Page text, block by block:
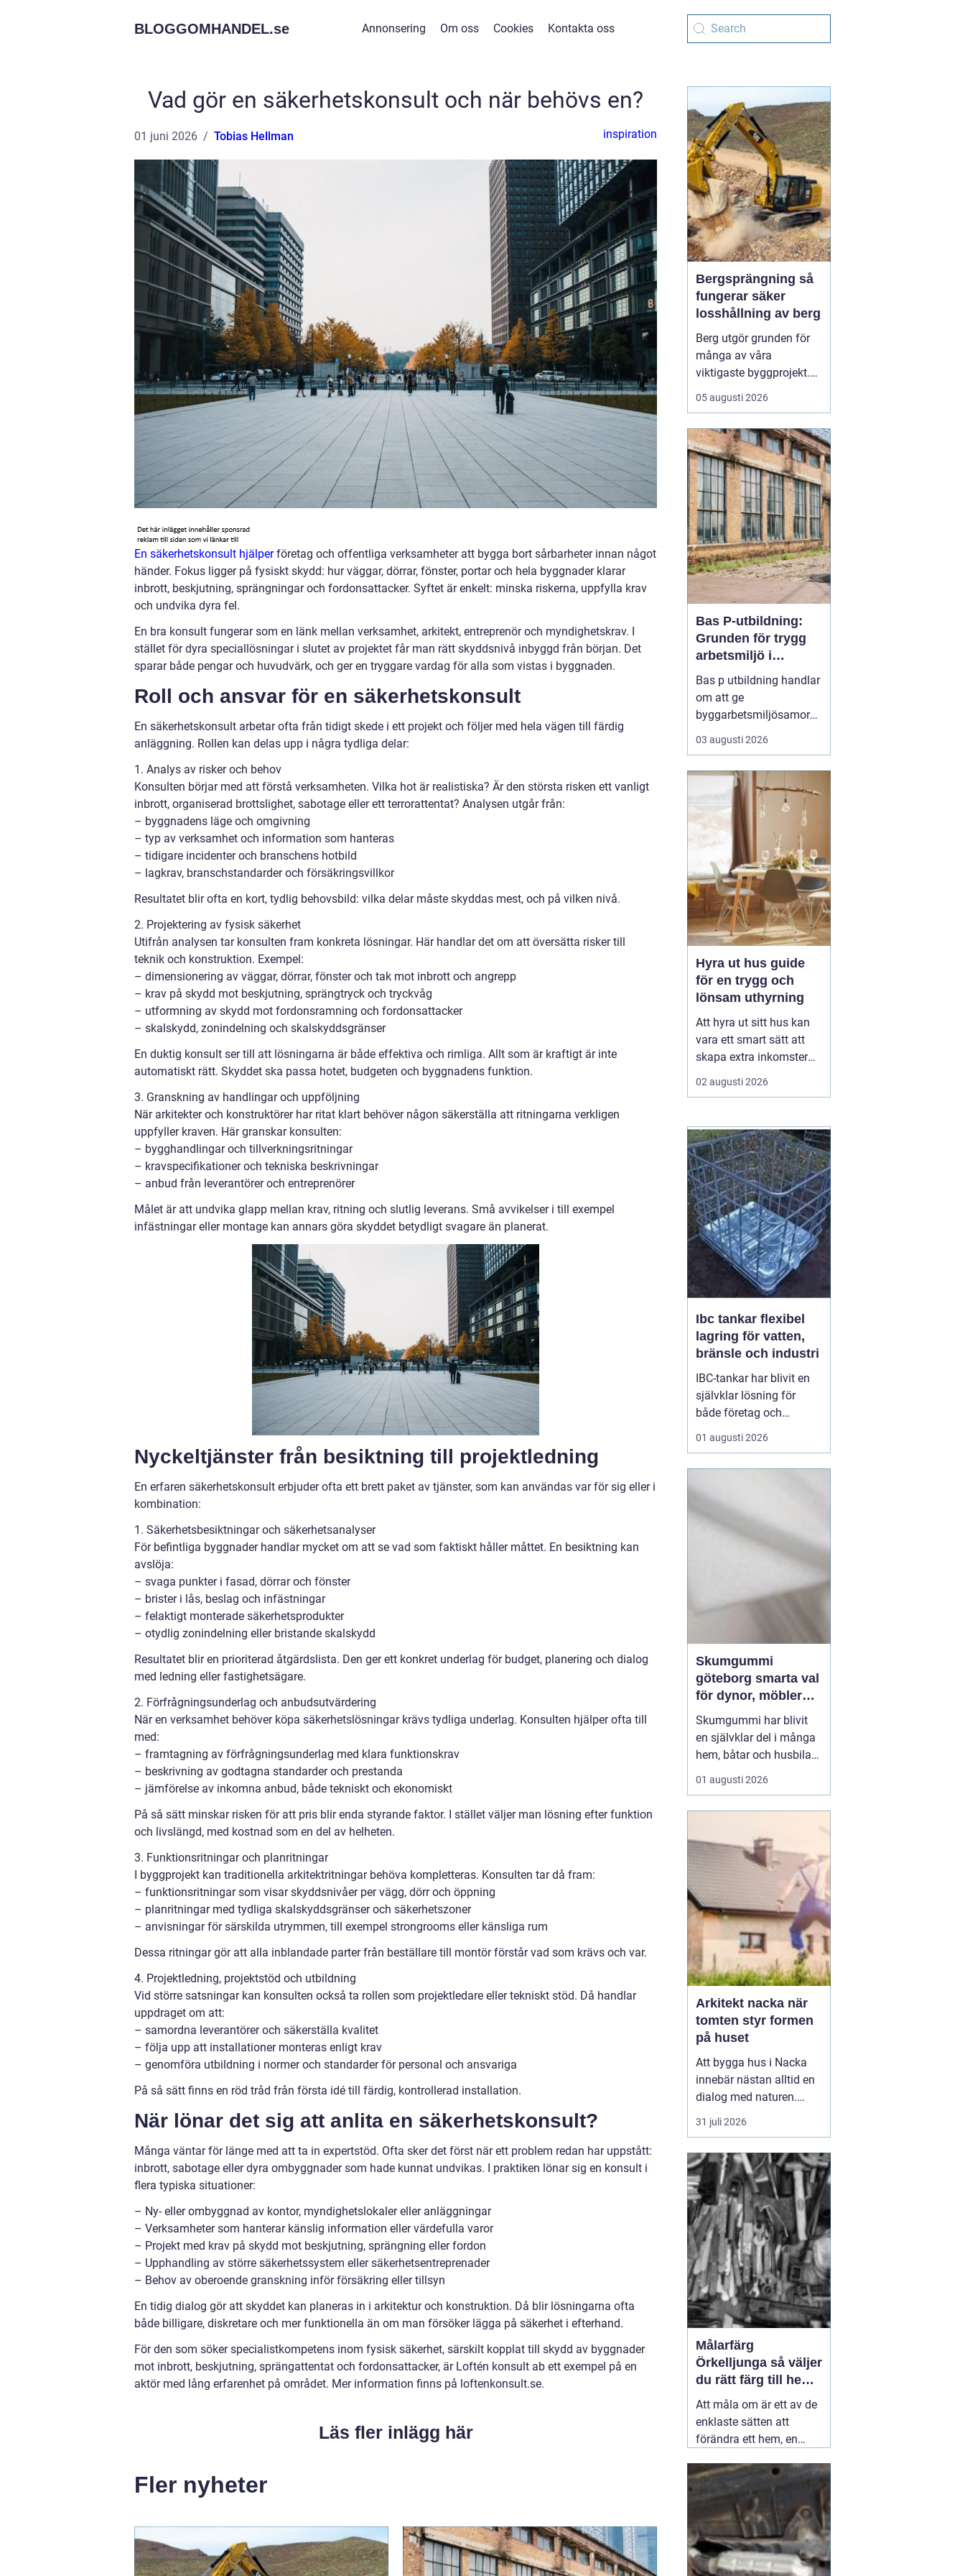
BLOGGOMHANDEL.se Annonsering Om oss Cookies Kontakta oss
Vad gör en säkerhetskonsult och när behövs en?
01 juni 2026 Tobias Hellman inspiration
En säkerhetskonsult hjälperföretag och offentliga verksamheter att bygga bort sårbarheter innan något
händer. Fokus ligger på fysiskt skydd: hur väggar, dörrar, fönster, portar och hela byggnader klarar
inbrott, beskjutning, sprängningar och fordonsattacker. Syftet är enkelt: minska riskerna, uppfylla krav
och undvika dyra fel.
En bra konsult fungerar som en länk mellan verksamhet, arkitekt, entreprenör och myndighetskrav. I
stället för dyra speciallösningar i slutet av projektet får man rätt skyddsnivå inbyggd från början. Det
sparar både pengar och huvudvärk, och ger en tryggare vardag för alla som vistas i byggnaden.
Roll och ansvar för en säkerhetskonsult
En säkerhetskonsult arbetar ofta från tidigt skede i ett projekt och följer med hela vägen till färdig
anläggning. Rollen kan delas upp i några tydliga delar:
1. Analys av risker och behov
Konsulten börjar med att förstå verksamheten. Vilka hot är realistiska? Är den största risken ett vanligt
inbrott, organiserad brottslighet, sabotage eller ett terrorattentat? Analysen utgår från:
– byggnadens läge och omgivning
– typ av verksamhet och information som hanteras
– tidigare incidenter och branschens hotbild
– lagkrav, branschstandarder och försäkringsvillkor
Resultatet blir ofta en kort, tydlig behovsbild: vilka delar måste skyddas mest, och på vilken nivå.
2. Projektering av fysisk säkerhet
Utifrån analysen tar konsulten fram konkreta lösningar. Här handlar det om att översätta risker till
teknik och konstruktion. Exempel:
– dimensionering av väggar, dörrar, fönster och tak mot inbrott och angrepp
– krav på skydd mot beskjutning, sprängtryck och tryckvåg
– utformning av skydd mot fordonsramning och fordonsattacker
– skalskydd, zonindelning och skalskyddsgränser
En duktig konsult ser till att lösningarna är både effektiva och rimliga. Allt som är kraftigt är inte
automatiskt rätt. Skyddet ska passa hotet, budgeten och byggnadens funktion.
3. Granskning av handlingar och uppföljning
När arkitekter och konstruktörer har ritat klart behöver någon säkerställa att ritningarna verkligen
uppfyller kraven. Här granskar konsulten:
– bygghandlingar och tillverkningsritningar
– kravspecifikationer och tekniska beskrivningar
– anbud från leverantörer och entreprenörer
Målet är att undvika glapp mellan krav, ritning och slutlig leverans. Små avvikelser i till exempel
infästningar eller montage kan annars göra skyddet betydligt svagare än planerat.
Nyckeltjänster från besiktning till projektledning
En erfaren säkerhetskonsult erbjuder ofta ett brett paket av tjänster, som kan användas var för sig eller i
kombination:
1. Säkerhetsbesiktningar och säkerhetsanalyser
För befintliga byggnader handlar mycket om att se vad som faktiskt håller måttet. En besiktning kan
avslöja:
– svaga punkter i fasad, dörrar och fönster
– brister i lås, beslag och infästningar
– felaktigt monterade säkerhetsprodukter
– otydlig zonindelning eller bristande skalskydd
Resultatet blir en prioriterad åtgärdslista. Den ger ett konkret underlag för budget, planering och dialog
med ledning eller fastighetsägare.
2. Förfrågningsunderlag och anbudsutvärdering
När en verksamhet behöver köpa säkerhetslösningar krävs tydliga underlag. Konsulten hjälper ofta till
med:
– framtagning av förfrågningsunderlag med klara funktionskrav
– beskrivning av godtagna standarder och prestanda
– jämförelse av inkomna anbud, både tekniskt och ekonomiskt
På så sätt minskar risken för att pris blir enda styrande faktor. I stället väljer man lösning efter funktion
och livslängd, med kostnad som en del av helheten.
3. Funktionsritningar och planritningar
I byggprojekt kan traditionella arkitektritningar behöva kompletteras. Konsulten tar då fram:
– funktionsritningar som visar skyddsnivåer per vägg, dörr och öppning
– planritningar med tydliga skalskyddsgränser och säkerhetszoner
– anvisningar för särskilda utrymmen, till exempel strongrooms eller känsliga rum
Dessa ritningar gör att alla inblandade parter från beställare till montör förstår vad som krävs och var.
4. Projektledning, projektstöd och utbildning
Vid större satsningar kan konsulten också ta rollen som projektledare eller tekniskt stöd. Då handlar
uppdraget om att:
– samordna leverantörer och säkerställa kvalitet
– följa upp att installationer monteras enligt krav
– genomföra utbildning i normer och standarder för personal och ansvariga
På så sätt finns en röd tråd från första idé till färdig, kontrollerad installation.
När lönar det sig att anlita en säkerhetskonsult?
Många väntar för länge med att ta in expertstöd. Ofta sker det först när ett problem redan har uppstått:
inbrott, sabotage eller dyra ombyggnader som hade kunnat undvikas. I praktiken lönar sig en konsult i
flera typiska situationer:
– Ny- eller ombyggnad av kontor, myndighetslokaler eller anläggningar
– Verksamheter som hanterar känslig information eller värdefulla varor
– Projekt med krav på skydd mot beskjutning, sprängning eller fordon
– Upphandling av större säkerhetssystem eller säkerhetsentreprenader
– Behov av oberoende granskning inför försäkring eller tillsyn
En tidig dialog gör att skyddet kan planeras in i arkitektur och konstruktion. Då blir lösningarna ofta
både billigare, diskretare och mer funktionella än om man försöker lägga på säkerhet i efterhand.
För den som söker specialistkompetens inom fysisk säkerhet, särskilt kopplat till skydd av byggnader
mot inbrott, beskjutning, sprängattentat och fordonsattacker, är Loftén konsult ab ett exempel på en
aktör med lång erfarenhet på området. Mer information finns på loftenkonsult.se.
Läs fler inlägg här
Fler nyheter
Bergsprängning så
fungerar säker
losshållning av berg
Berg utgör grunden för
många av våra
viktigaste byggprojekt.
När tunnlar, vägar,
källare och ledningar ska
den mest effektiva
vägen framåt. Samtidigt
väcker arbetet frågor:
hur går det till, hur säkert
är det och vilka krav st...
05 augusti 2026
Bas P-utbildning:
Grunden för trygg
arbetsmiljö i
byggprojekt
Bas p utbildning handlar
om att ge
byggarbetsmiljösamord
nare den kunskap som
krävs för att planera och
enligt gällande regler.
Den som vill fördjupa sig
i området kan till
exempel vända ...
03 augusti 2026
Hyra ut hus guide
för en trygg och
lönsam uthyrning
Att hyra ut sitt hus kan
vara ett smart sätt att
skapa extra inkomster
och samtidigt hålla
bostaden levande när
den. Med rätt
förberedelser, tydliga
avtal och en genomtänkt
plan kan uthyrningen bli
både trygg och lönsam.
Den här ...
02 augusti 2026
Ibc tankar flexibel
lagring för vatten,
bränsle och industri
IBC-tankar har blivit en
självklar lösning för
både företag och
privatpersoner som
behöver lagra eller
säkert och effektivt sätt.
En IBC-tank är en robust,
stapelbar behållare, ofta
på 600 eller 1000 liter,
01 augusti 2026
Skumgummi
göteborg smarta val
för dynor, möbler
och
speciallösningar
Skumgummi har blivit
en självklar del i många
hem, båtar och husbilar
runt om i landet. I
Göteborg är intresset
båtkulturen och det
växande intresset för att
klä om och förlänga livet
på befintliga möbler.
När...
01 augusti 2026
Arkitekt nacka när
tomten styr formen
på huset
Att bygga hus i Nacka
innebär nästan alltid en
dialog med naturen.
Berg i dagen, tallar,
nivåskillnader och utsikt
tomt unik. Den som
anlitar Arkitekt Nacka
sökerofta någ...
31 juli 2026
Målarfärg
Örkelljunga så väljer
du rätt färg till hem
och gård
Att måla om är ett av de
enklaste sätten att
förändra ett hem, en
verksamhet. En ny kulör
kan göra ett gammalt
kök ljusare, ge fasaden
nytt liv eller skydda ett
staket mot väder och
vind i många år